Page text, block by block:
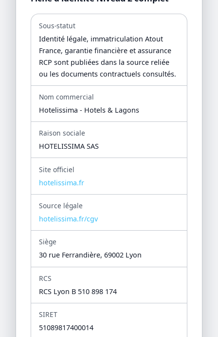
Sous-statut
Identité légale, immatriculation Atout
France, garantie financière et assurance
RCP sont publiées dans la source reliée
ou les documents contractuels consultés.
Nom commercial
Hotelissima - Hotels & Lagons
Raison sociale
HOTELISSIMA SAS
Site officiel
hotelissima.fr
Source légale
hotelissima.fr/cgv
Siège
30 rue Ferrandière, 69002 Lyon
RCS
RCS Lyon B 510 898 174
SIRET
51089817400014